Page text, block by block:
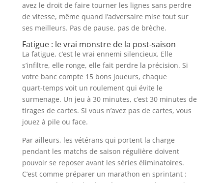
avez le droit de faire tourner les lignes sans perdre
de vitesse, même quand l’adversaire mise tout sur
ses meilleurs. Pas de pause, pas de brèche.
Fatigue : le vrai monstre de la post‑saison
La fatigue, c’est le vrai ennemi silencieux. Elle
s’infiltre, elle ronge, elle fait perdre la précision. Si
votre banc compte 15 bons joueurs, chaque
quart‑temps voit un roulement qui évite le
surmenage. Un jeu à 30 minutes, c’est 30 minutes de
tirages de cartes. Si vous n’avez pas de cartes, vous
jouez à pile ou face.
Par ailleurs, les vétérans qui portent la charge
pendant les matchs de saison régulière doivent
pouvoir se reposer avant les séries éliminatoires.
C’est comme préparer un marathon en sprintant :